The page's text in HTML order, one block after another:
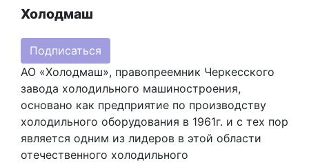
Холодмаш
Подписаться
АО «Холодмаш», правопреемник Черкесского
завода холодильного машиностроения,
основано как предприятие по производству
холодильного оборудования в 1961г. и с тех пор
является одним из лидеров в этой области
отечественного холодильного